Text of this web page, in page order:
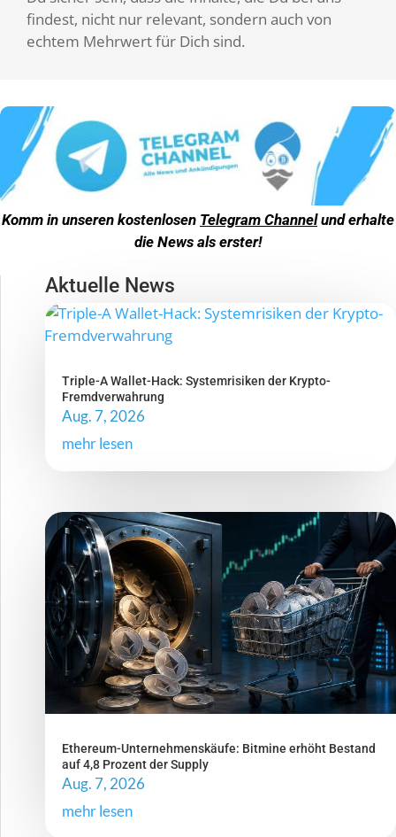
findest, nicht nur relevant, sondern auch von
echtem Mehrwert für Dich sind.
Komm in unseren kostenlosen Telegram Channelund erhalte
die News als erster!
Aktuelle News
Triple-A Wallet-Hack: Systemrisiken der Krypto-
Fremdverwahrung
Aug. 7, 2026
mehr lesen
Ethereum-Unternehmenskäufe: Bitmine erhöht Bestand
auf 4,8 Prozent der Supply
Aug. 7, 2026
mehr lesen